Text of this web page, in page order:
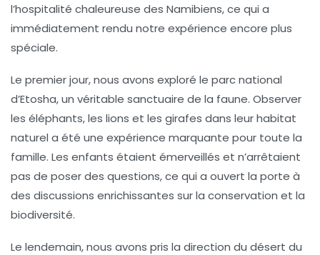
l’hospitalité chaleureuse des Namibiens, ce qui a
immédiatement rendu notre expérience encore plus
spéciale.
Le premier jour, nous avons exploré le parc national
d’Etosha, un véritable sanctuaire de la faune. Observer
les éléphants, les lions et les girafes dans leur habitat
naturel a été une expérience marquante pour toute la
famille. Les enfants étaient émerveillés et n’arrêtaient
pas de poser des questions, ce qui a ouvert la porte à
des discussions enrichissantes sur la conservation et la
biodiversité.
Le lendemain, nous avons pris la direction du désert du